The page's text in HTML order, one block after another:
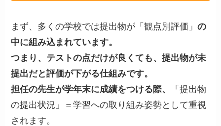
まず、多くの学校では提出物が「観点別評価」の
中に組み込まれています。
つまり、テストの点だけが良くても、提出物が未
提出だと評価が下がる仕組みです。
担任の先生が学年末に成績をつける際、
「提出物
の提出状況」＝学習への取り組み姿勢として重視
されます。